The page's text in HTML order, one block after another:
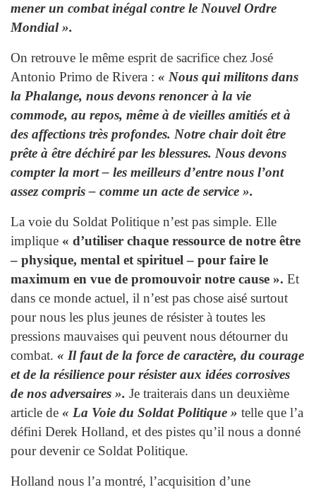
mener un combat inégal contre le Nouvel Ordre
Mondial ».
On retrouve le même esprit de sacrifice chez José
Antonio Primo de Rivera : « Nous qui militons dans
la Phalange, nous devons renoncer à la vie
commode, au repos, même à de vieilles amitiés et à
des affections très profondes. Notre chair doit être
prête à être déchiré par les blessures. Nous devons
compter la mort – les meilleurs d’entre nous l’ont
assez compris – comme un acte de service ».
La voie du Soldat Politique n’est pas simple. Elle
implique « d’utiliser chaque ressource de notre être
– physique, mental et spirituel – pour faire le
maximum en vue de promouvoir notre cause ». Et
dans ce monde actuel, il n’est pas chose aisé surtout
pour nous les plus jeunes de résister à toutes les
pressions mauvaises qui peuvent nous détourner du
combat. « Il faut de la force de caractère, du courage
et de la résilience pour résister aux idées corrosives
de nos adversaires ». Je traiterais dans un deuxième
article de « La Voie du Soldat Politique » telle que l’a
défini Derek Holland, et des pistes qu’il nous a donné
pour devenir ce Soldat Politique.
Holland nous l’a montré, l’acquisition d’une